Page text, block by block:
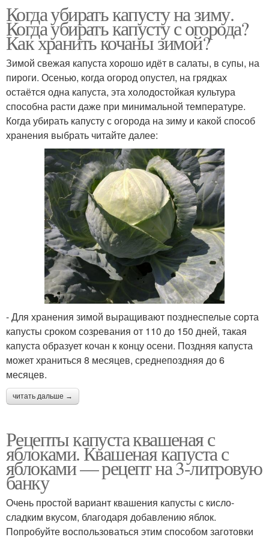
Когда убирать капусту на зиму.
Когда убирать капусту с огорода?
Как хранить кочаны зимой?
Зимой свежая капуста хорошо идёт в салаты, в супы, на
пироги. Осенью, когда огород опустел, на грядках
остаётся одна капуста, эта холодостойкая культура
способна расти даже при минимальной температуре.
Когда убирать капусту с огорода на зиму и какой способ
хранения выбрать читайте далее:
- Для хранения зимой выращивают позднеспелые сорта
капусты сроком созревания от 110 до 150 дней, такая
капуста образует кочан к концу осени. Поздняя капуста
может храниться 8 месяцев, среднепоздняя до 6
месяцев.
читать дальше →
Рецепты капуста квашеная с
яблоками. Квашеная капуста с
яблоками — рецепт на 3-литровую
банку
Очень простой вариант квашения капусты с кисло-
сладким вкусом, благодаря добавлению яблок.
Попробуйте воспользоваться этим способом заготовки